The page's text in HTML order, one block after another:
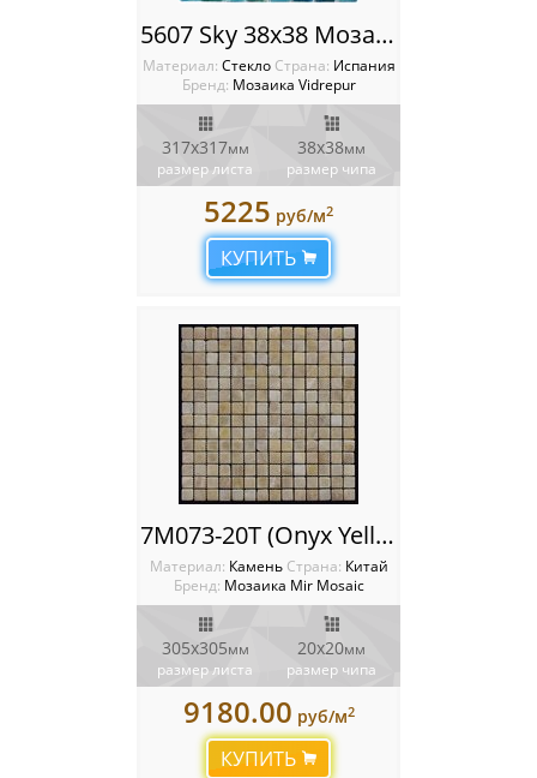
5607 Sky 38x38 Мозаика Vidrepur Nature
Материал: Стекло Cтрана: Испания
Бренд: Мозаика Vidrepur
317х317мм
размер листа
38х38мм
размер чипа
5225 руб/м2
КУПИТЬ
7M073-20T (Onyx Yellow) Мозаика Mir Mosaic
Материал: Камень Cтрана: Китай
Бренд: Мозаика Mir Mosaic
305x305мм
размер листа
20х20мм
размер чипа
9180.00 руб/м2
КУПИТЬ